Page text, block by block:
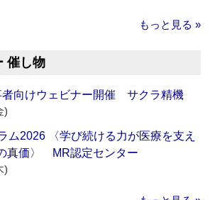
もっと見る »
催し物
者向けウェビナー開催 サクラ精機
)
ム2026 〈学び続ける力が医療を支え
真価〉 MR認定センター
)